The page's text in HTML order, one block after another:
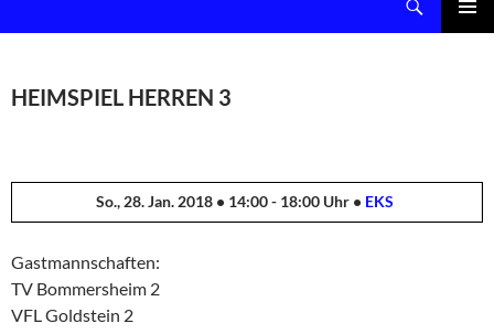
HEIMSPIEL HERREN 3
So., 28. Jan. 2018 • 14:00 - 18:00 Uhr • EKS
Gastmannschaften:
TV Bommersheim 2
VFL Goldstein 2